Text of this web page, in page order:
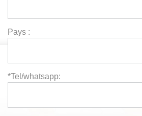
Pays :
*Tel/whatsapp: